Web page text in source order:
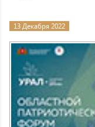
13 Декабря 2022